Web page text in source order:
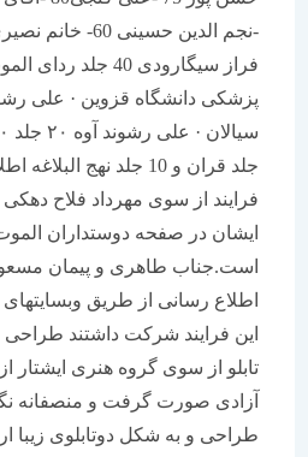
فراز سیگارودی 40 جلد ردای
جلد قران و 10 جلد نهج البلاغه
فرایند از سوی مهرداد فلاح دهکی
ایشان در صفحه دوستداران الموت
است.جناب طاهری و پیمان مسعودی با
اطلاع رسانی از طریق وبسایتهای اوان
این فرایند شرکت داشتند طراحی و
تابلو از سوی گروه هنری ایشتار از
آزادی صورت گرفت و منصفانه نگاه
طراحی و به شکل دوتابلوی زیبا ارایه